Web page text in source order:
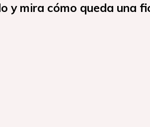
y mira cómo queda una